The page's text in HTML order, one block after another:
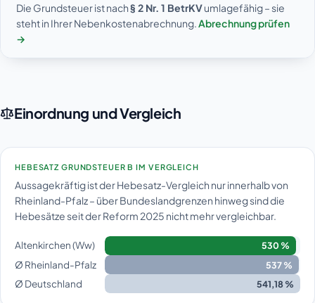
Die Grundsteuer ist nach§ 2 Nr. 1 BetrKVumlagefähig – sie
steht in Ihrer Nebenkostenabrechnung.Abrechnung prüfen
→
Einordnung und Vergleich
HEBESATZ GRUNDSTEUER B IM VERGLEICH
Aussagekräftig ist der Hebesatz-Vergleich nur innerhalb von
Rheinland-Pfalz – über Bundeslandgrenzen hinweg sind die
Hebesätze seit der Reform 2025 nicht mehr vergleichbar.
Altenkirchen (Ww) 530 %
Ø Rheinland-Pfalz 537 %
Ø Deutschland 541,18 %